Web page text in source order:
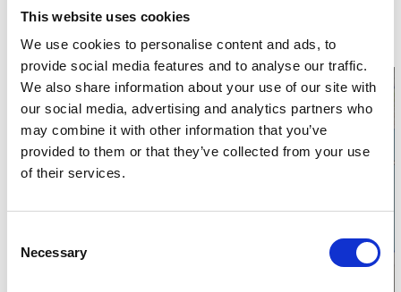
This website uses cookies
We use cookies to personalise content and ads, to
provide social media features and to analyse our traffic.
We also share information about your use of our site with
our social media, advertising and analytics partners who
may combine it with other information that you’ve
provided to them or that they’ve collected from your use
of their services.
Selection
Necessary
Téléphone:+46 520 52 50 98
E-mail: Envoyer un e-mail
Site web: Vers la page d'accueil